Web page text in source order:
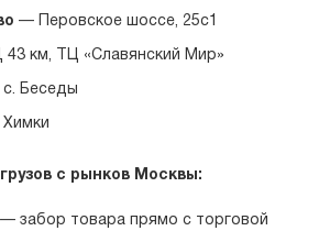
— Перовское шоссе, 25с1
км, ТЦ «Славянский Мир»
Беседы
с рынков Москвы:
— забор товара прямо с торговой